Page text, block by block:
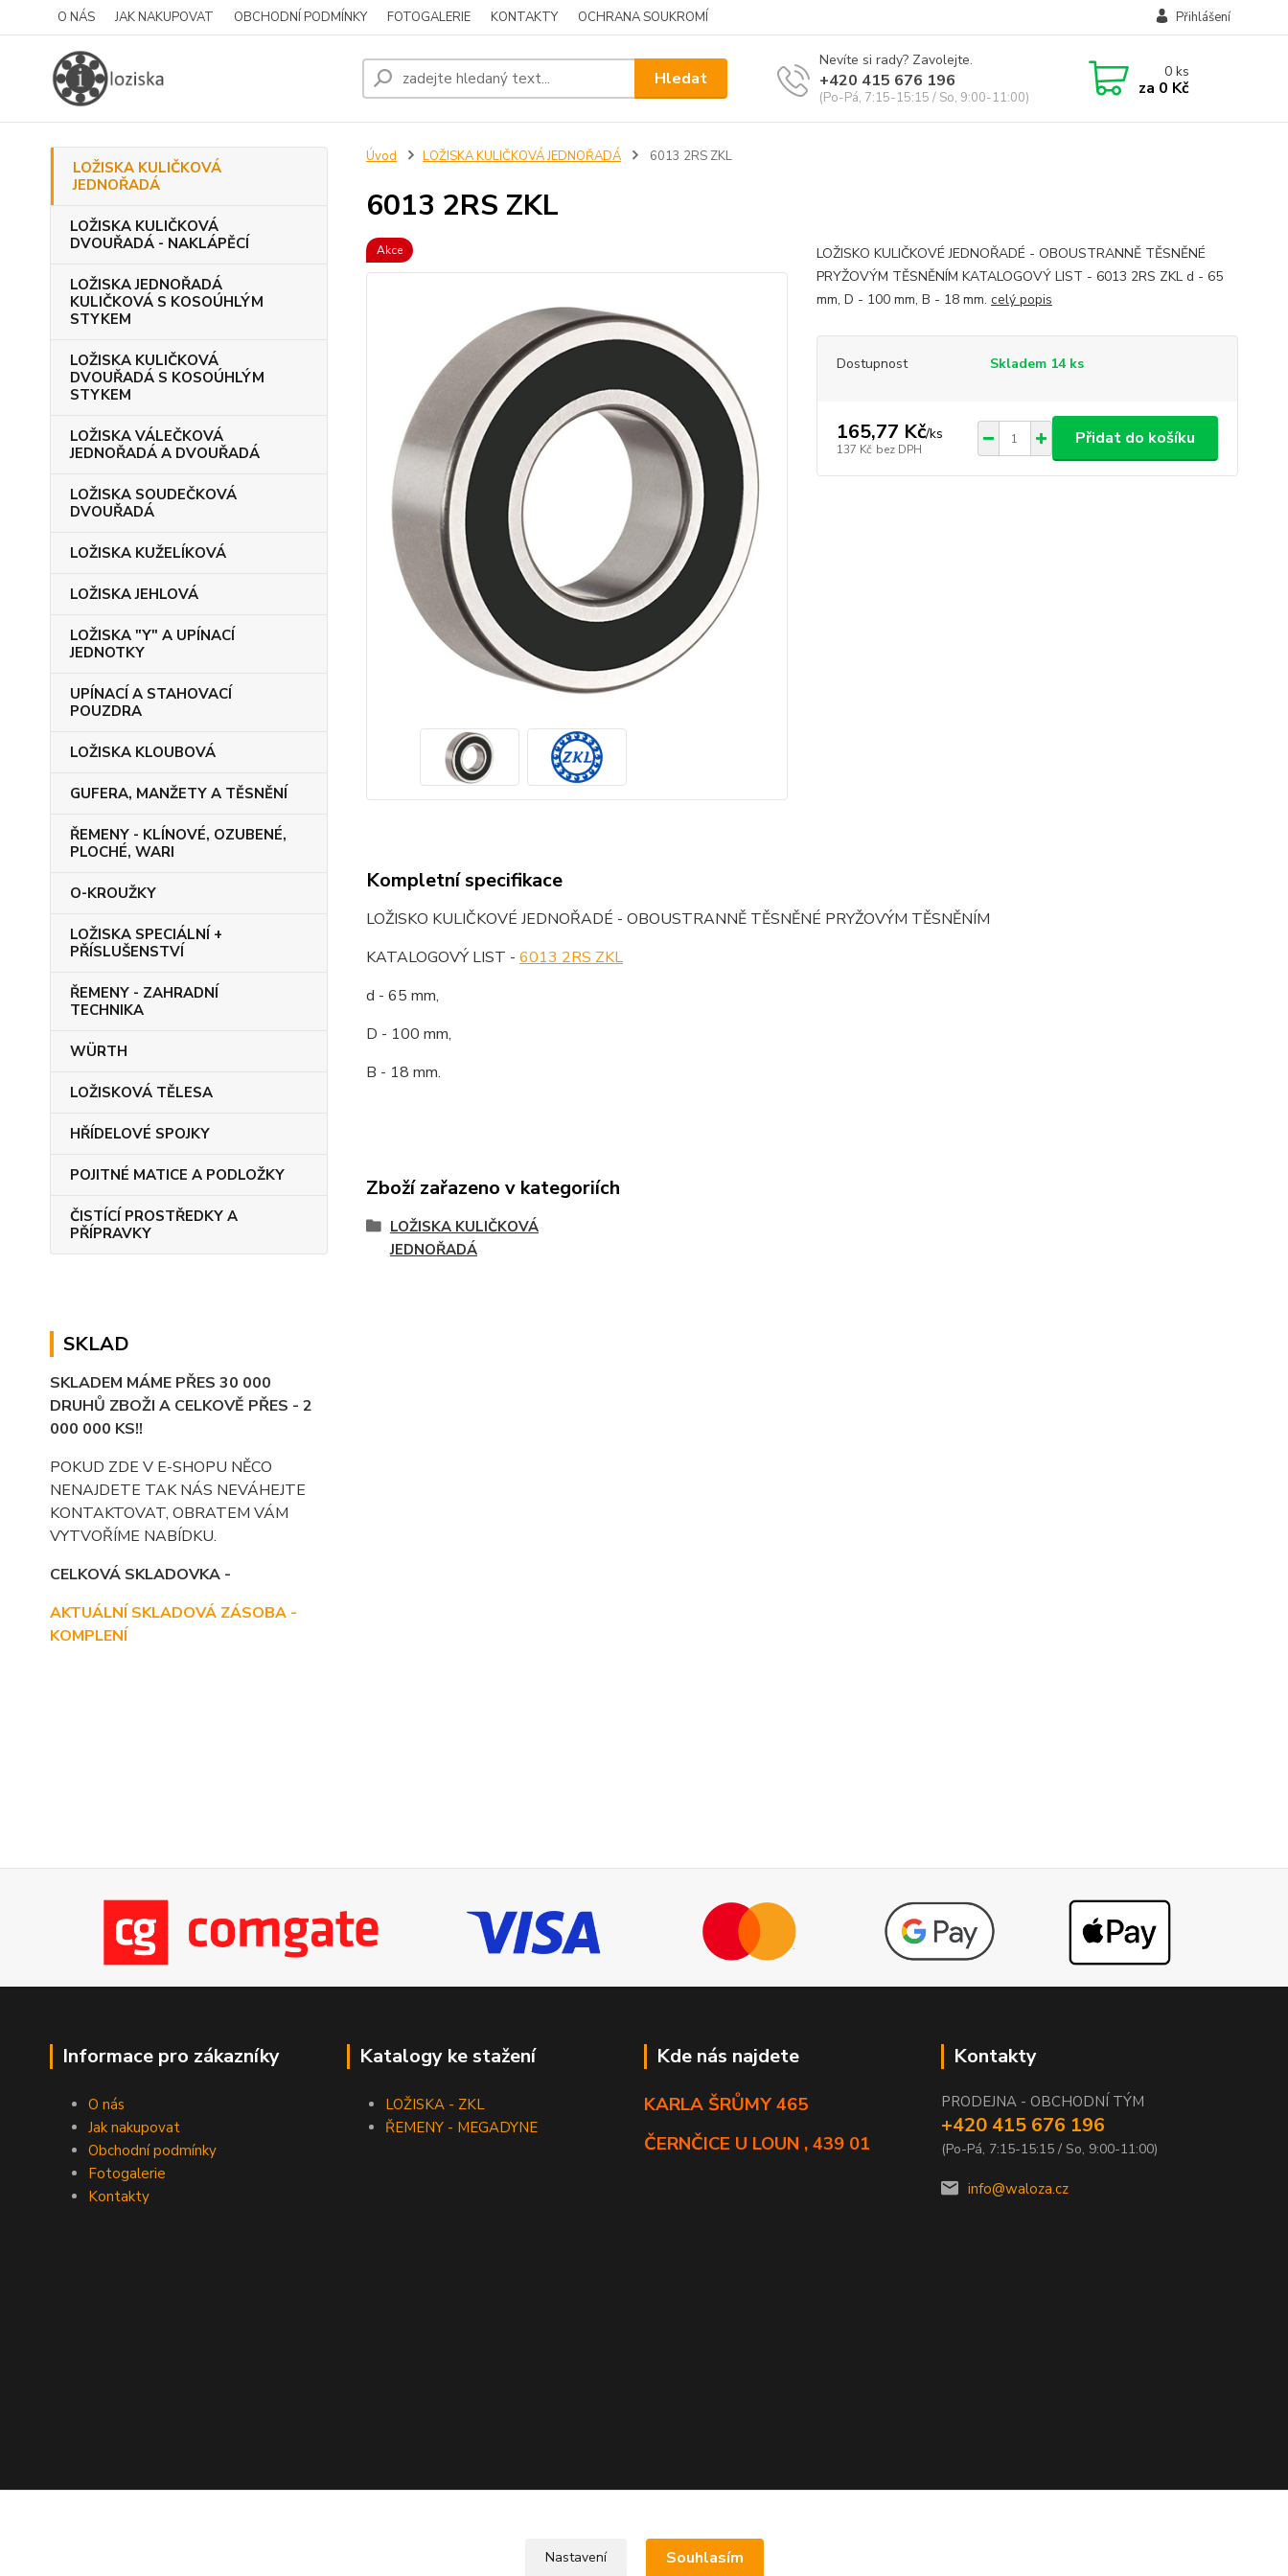
O NÁS JAK NAKUPOVAT OBCHODNÍ PODMÍNKY FOTOGALERIE KONTAKTY OCHRANA SOUKROMÍ Přihlášení
Hledat
Nevíte si rady? Zavolejte.
+420 415 676 196
(Po-Pá, 7:15-15:15 / So, 9:00-11:00)
0ks
za 0 Kč
LOŽISKA KULIČKOVÁ
JEDNOŘADÁ
LOŽISKA KULIČKOVÁ
DVOUŘADÁ - NAKLÁPĚCÍ
LOŽISKA JEDNOŘADÁ
KULIČKOVÁ S KOSOÚHLÝM
STYKEM
LOŽISKA KULIČKOVÁ
DVOUŘADÁ S KOSOÚHLÝM
STYKEM
LOŽISKA VÁLEČKOVÁ
JEDNOŘADÁ A DVOUŘADÁ
LOŽISKA SOUDEČKOVÁ
DVOUŘADÁ
LOŽISKA KUŽELÍKOVÁ
LOŽISKA JEHLOVÁ
LOŽISKA "Y" A UPÍNACÍ
JEDNOTKY
UPÍNACÍ A STAHOVACÍ
POUZDRA
LOŽISKA KLOUBOVÁ
GUFERA, MANŽETY A TĚSNĚNÍ
ŘEMENY - KLÍNOVÉ, OZUBENÉ,
PLOCHÉ, WARI
O-KROUŽKY
LOŽISKA SPECIÁLNÍ +
PŘÍSLUŠENSTVÍ
ŘEMENY - ZAHRADNÍ
TECHNIKA
WÜRTH
LOŽISKOVÁ TĚLESA
HŘÍDELOVÉ SPOJKY
POJITNÉ MATICE A PODLOŽKY
ČISTÍCÍ PROSTŘEDKY A
PŘÍPRAVKY
SKLAD
SKLADEM MÁME PŘES 30 000
DRUHŮ ZBOŽI A CELKOVĚ PŘES - 2
000 000 KS!!
POKUD ZDE V E-SHOPU NĚCO
NENAJDETE TAK NÁS NEVÁHEJTE
KONTAKTOVAT, OBRATEM VÁM
VYTVOŘÍME NABÍDKU.
CELKOVÁ SKLADOVKA -
AKTUÁLNÍ SKLADOVÁ ZÁSOBA -
KOMPLENÍ
Úvod LOŽISKA KULIČKOVÁ JEDNOŘADÁ 6013 2RS ZKL
6013 2RS ZKL
Akce
LOŽISKO KULIČKOVÉ JEDNOŘADÉ - OBOUSTRANNĚ TĚSNĚNÉ
PRYŽOVÝM TĚSNĚNÍM KATALOGOVÝ LIST - 6013 2RS ZKL d - 65
mm, D - 100 mm, B - 18 mm. celý popis
Dostupnost Skladem 14 ks
165,77 Kč/ks
137 Kč bez DPH
Přidat do košíku
Kompletní specifikace
LOŽISKO KULIČKOVÉ JEDNOŘADÉ - OBOUSTRANNĚ TĚSNĚNÉ PRYŽOVÝM TĚSNĚNÍM
KATALOGOVÝ LIST - 6013 2RS ZKL
d - 65 mm,
D - 100 mm,
B - 18 mm.
Zboží zařazeno v kategoriích
LOŽISKA KULIČKOVÁ
JEDNOŘADÁ
Informace pro zákazníky
O nás
Jak nakupovat
Obchodní podmínky
Fotogalerie
Kontakty
Katalogy ke stažení
LOŽISKA - ZKL
ŘEMENY - MEGADYNE
Kde nás najdete
KARLA ŠRŮMY 465
ČERNČICE U LOUN , 439 01
Kontakty
PRODEJNA - OBCHODNÍ TÝM
+420 415 676 196
(Po-Pá, 7:15-15:15 / So, 9:00-11:00)
info@waloza.cz
Nastavení Souhlasím